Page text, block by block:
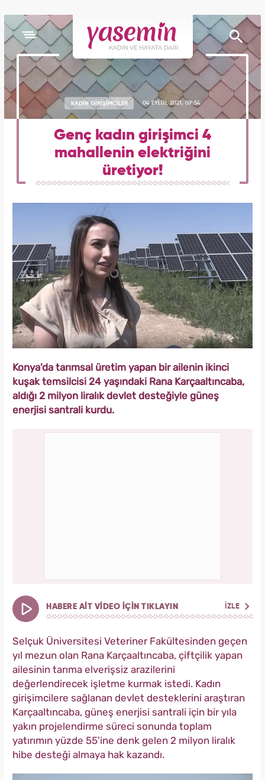
KADIN GİRİŞİMCİLER 04 EYLÜL 2021, 09:54
Genç kadın girişimci 4
mahallenin elektriğini
üretiyor!
Konya'da tarımsal üretim yapan bir ailenin ikinci
kuşak temsilcisi 24 yaşındaki Rana Karçaaltıncaba,
aldığı 2 milyon liralık devlet desteğiyle güneş
enerjisi santrali kurdu.
HABERE AİT VİDEO İÇİN TIKLAYIN İZLE
Selçuk Üniversitesi Veteriner Fakültesinden geçen
yıl mezun olan Rana Karçaaltıncaba, çiftçilik yapan
ailesinin tarıma elverişsiz arazilerini
değerlendirecek işletme kurmak istedi. Kadın
girişimcilere sağlanan devlet desteklerini araştıran
Karçaaltıncaba, güneş enerjisi santrali için bir yıla
yakın projelendirme süreci sonunda toplam
yatırımın yüzde 55'ine denk gelen 2 milyon liralık
hibe desteği almaya hak kazandı.